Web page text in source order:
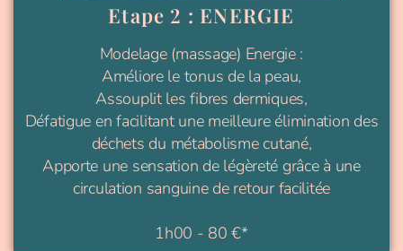
Etape 2 : ENERGIE
Modelage (massage) Energie :
Améliore le tonus de la peau,
Assouplit les fibres dermiques,
Défatigue en facilitant une meilleure élimination des
déchets du métabolisme cutané,
Apporte une sensation de légèreté grâce à une
circulation sanguine de retour facilitée
1h00 - 80 €*